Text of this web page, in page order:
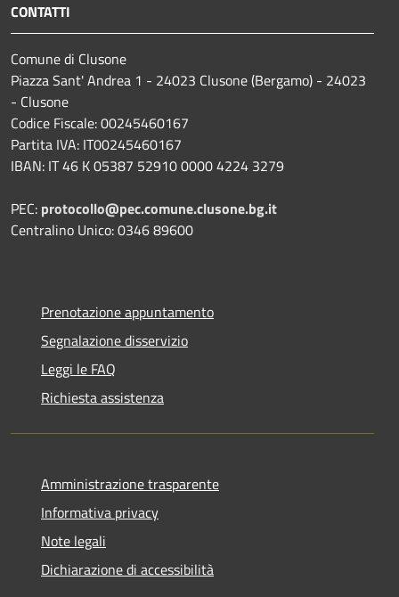
CONTATTI
Comune di Clusone
Piazza Sant' Andrea 1 - 24023 Clusone (Bergamo) - 24023
- Clusone
Codice Fiscale: 00245460167
Partita IVA: IT00245460167
IBAN: IT 46 K 05387 52910 0000 4224 3279
PEC: protocollo@pec.comune.clusone.bg.it
Centralino Unico: 0346 89600
Prenotazione appuntamento
Segnalazione disservizio
Leggi le FAQ
Richiesta assistenza
Amministrazione trasparente
Informativa privacy
Note legali
Dichiarazione di accessibilità